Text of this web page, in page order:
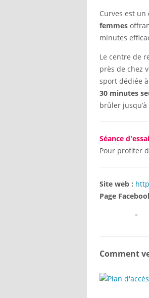
Curves est un
femmes
minutes
Le centre de
près de chez
sport dédiée
30 minutes
brûler
Séance
Pour profiter
Site web :
Page
Comment